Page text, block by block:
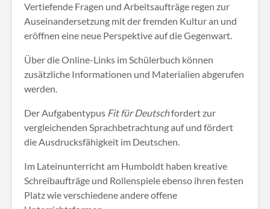
Vertiefende Fragen und Arbeitsaufträge regen zur
Auseinandersetzung mit der fremden Kultur an und
eröffnen eine neue Perspektive auf die Gegenwart.
Über die Online-Links im Schülerbuch können
zusätzliche Informationen und Materialien abgerufen
werden.
Der Aufgabentypus Fit für Deutschfordert zur
vergleichenden Sprachbetrachtung auf und fördert
die Ausdrucksfähigkeit im Deutschen.
Im Lateinunterricht am Humboldt haben kreative
Schreibaufträge und Rollenspiele ebenso ihren festen
Platz wie verschiedene andere offene